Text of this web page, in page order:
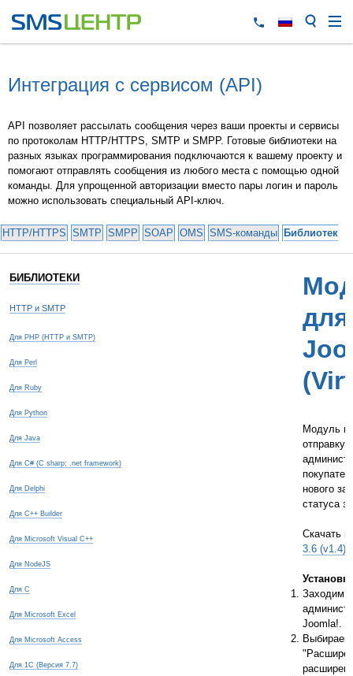
Интеграция с сервисом (API)
API позволяет рассылать сообщения через ваши проекты и сервисы
по протоколам HTTP/HTTPS, SMTP и SMPP. Готовые библиотеки на
разных языках программирования подключаются к вашему проекту и
помогают отправлять сообщения из любого места с помощью одной
команды. Для упрощенной авторизации вместо пары логин и пароль
можно использовать специальный API-ключ.
HTTP/HTTPS SMTP SMPP SOAP OMS SMS-команды Библиотеки
БИБЛИОТЕКИ
HTTP и SMTP
Для PHP (HTTP и SMTP)
Для Perl
Для Ruby
Для Python
Для Java
Для C# (C sharp; .net framework)
Для Delphi
Для C++ Builder
Для Microsoft Visual C++
Для NodeJS
Для С
Для Microsoft Excel
Для Microsoft Access
Для 1С (Версия 7.7)
для
Модуль
отправку
нового
статуса
Скачать
3.6 (v1.4)
Заходим в
Joomla!.